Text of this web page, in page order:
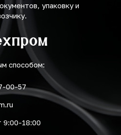
упаковку и
способом:
00-57
18:00